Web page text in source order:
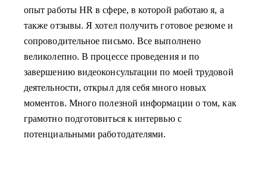
опыт работы HR в сфере, в которой работаю я, а
также отзывы. Я хотел получить готовое резюме и
сопроводительное письмо. Все выполнено
великолепно. В процессе проведения и по
завершению видеоконсультации по моей трудовой
деятельности, открыл для себя много новых
моментов. Много полезной информации о том, как
грамотно подготовиться к интервью с
потенциальными работодателями.